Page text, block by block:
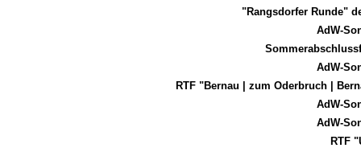
"Rangsdorfer Runde"
AdW-
AdW-
RTF "Bernau | zum Oderbruch |
AdW-
AdW-
RTF